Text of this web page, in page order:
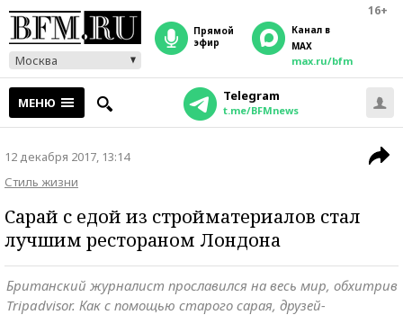
16+
Москва
прямой
эфир
Канал в
MAX
max.ru/bfm
МЕНЮ Telegram
t.me/BFMnews
12 декабря 2017, 13:14
Стиль жизни
Сарай с едой из стройматериалов стал
лучшим рестораном Лондона
Британский журналист прославился на весь мир, обхитрив
Tripadvisor. Как с помощью старого сарая, друзей-